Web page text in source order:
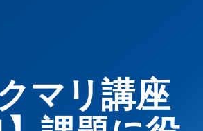
クマリ講座